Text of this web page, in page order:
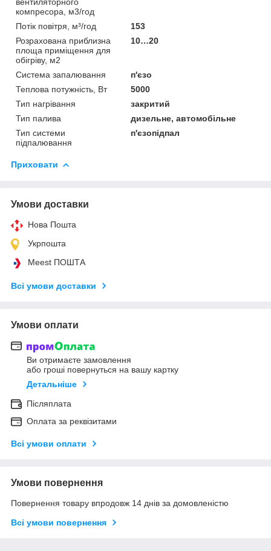
компресора, м3/год
Потік повітря, м³/год
153
Розрахована приблизна
площа приміщення для
обігріву, м2
10…20
Система запалювання
п'єзо
Теплова потужність, Вт
5000
Тип нагрівання
закритий
Тип палива
дизельне, автомобільне
Тип системи
підпалювання
п'єзопідпал
Приховати
Умови доставки
Нова Пошта
Укрпошта
Meest ПОШТА
Всі умови доставки
Умови оплати
Ви отримаєте замовлення
або гроші повернуться на вашу картку
Детальніше
Післяплата
Оплата за реквізитами
Всі умови оплати
Умови повернення
Повернення товару впродовж 14 днів за домовленістю
Всі умови повернення